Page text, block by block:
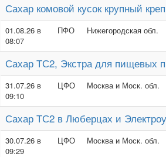
Сахар комовой кусок крупный
01.08.26 в
08:07
ПФО Нижегородская обл.
Сахар ТС2, Экстра для пищевых
31.07.26 в
09:10
ЦФО Москва и Моск. обл.
Сахар ТС2 в Люберцах и
30.07.26 в
09:29
ЦФО Москва и Моск. обл.